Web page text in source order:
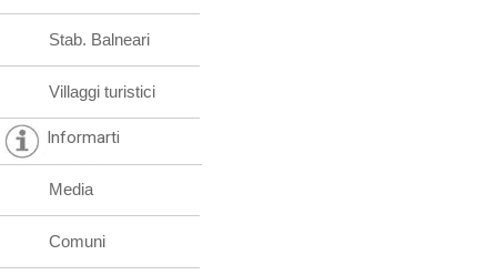
Stab. Balneari
Villaggi turistici
Informarti
Media
Comuni